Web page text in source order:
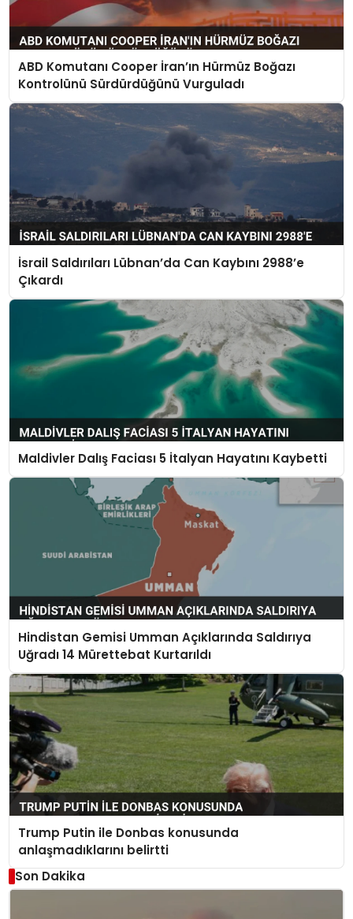
ABD Komutanı Cooper İran’ın Hürmüz Boğazı
Kontrolünü Sürdürdüğünü Vurguladı
İsrail Saldırıları Lübnan’da Can Kaybını 2988’e
Çıkardı
Maldivler Dalış Faciası 5 İtalyan Hayatını Kaybetti
Hindistan Gemisi Umman Açıklarında Saldırıya
Uğradı 14 Mürettebat Kurtarıldı
Trump Putin ile Donbas konusunda
anlaşmadıklarını belirtti
Son Dakika